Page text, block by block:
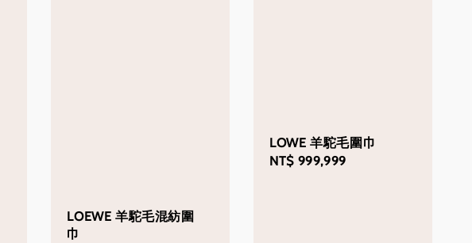
LOEWE 羊駝毛混紡圍
巾
LOWE 羊駝毛圍巾
Regular
NT$ 999,999